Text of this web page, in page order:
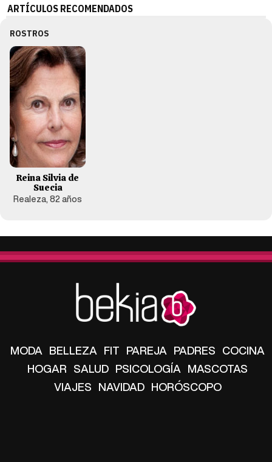
ARTÍCULOS RECOMENDADOS
ROSTROS
Reina Silvia de
Suecia
Realeza, 82 años
MODA BELLEZA FIT PAREJA PADRES COCINA
HOGAR SALUD PSICOLOGÍA MASCOTAS
VIAJES NAVIDAD HORÓSCOPO